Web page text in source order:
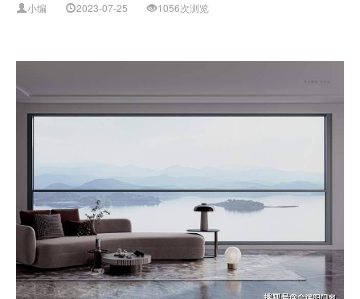
小编 2023-07-25 1056次浏览